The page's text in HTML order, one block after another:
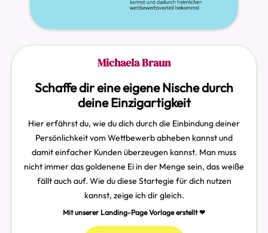
Michaela Braun
Schaffe dir eine eigene Nische durch
deine Einzigartigkeit
Hier erfährst du, wie du dich durch die Einbindung deiner
Persönlichkeit vom Wettbewerb abheben kannst und
damit einfacher Kunden überzeugen kannst. Man muss
nicht immer das goldenene Ei in der Menge sein, das weiße
fällt auch auf. Wie du diese Startegie für dich nutzen
kannst, zeige ich dir gleich.
Mit unserer Landing-Page Vorlage erstellt ❤︎